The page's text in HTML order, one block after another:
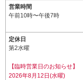
営業時間
午前10時〜午後7時
定休日
第2水曜
【臨時営業日のお知らせ】
2026年8月12日(水曜)